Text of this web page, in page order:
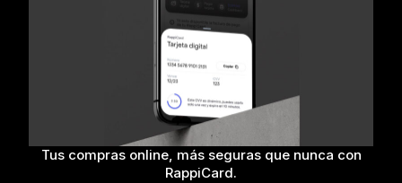
Tus compras online, más seguras que nunca con
RappiCard.